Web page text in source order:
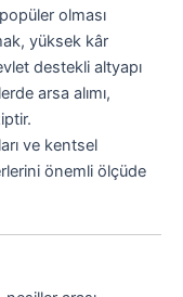
olması
yüksek kâr
destekli altyapı
arsa alımı,
ve kentsel
önemli ölçüde